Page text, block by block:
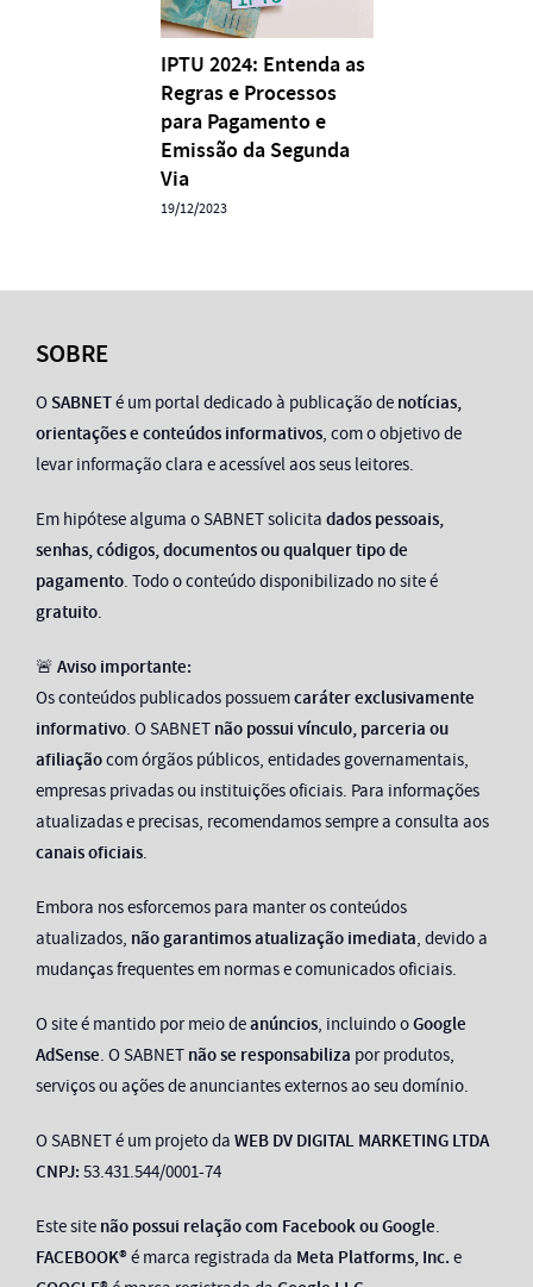
IPTU 2024: Entenda as
Regras e Processos
para Pagamento e
Emissão da Segunda
Via
19/12/2023
SOBRE
O SABNETé um portal dedicado à publicação de notícias,
orientações e conteúdos informativos, com o objetivo de
levar informação clara e acessível aos seus leitores.
Em hipótese alguma o SABNET solicita dados pessoais,
senhas, códigos, documentos ou qualquer tipo de
pagamento. Todo o conteúdo disponibilizado no site é
gratuito.
🚨 Aviso importante:
Os conteúdos publicados possuemcaráter exclusivamente
informativo. O SABNET não possui vínculo, parceria ou
afiliaçãocom órgãos públicos, entidades governamentais,
empresas privadas ou instituições oficiais. Para informações
atualizadas e precisas, recomendamos sempre a consulta aos
canais oficiais.
Embora nos esforcemos para manter os conteúdos
atualizados, não garantimos atualização imediata, devido a
mudanças frequentes em normas e comunicados oficiais.
O site é mantido por meio deanúncios, incluindo oGoogle
AdSense. O SABNET não se responsabiliza por produtos,
serviços ou ações de anunciantes externos ao seu domínio.
O SABNET é um projeto da WEB DV DIGITAL MARKETING LTDA
CNPJ: 53.431.544/0001-74
Este site não possui relação com Facebook ou Google.
FACEBOOK®é marca registrada da Meta Platforms, Inc. e